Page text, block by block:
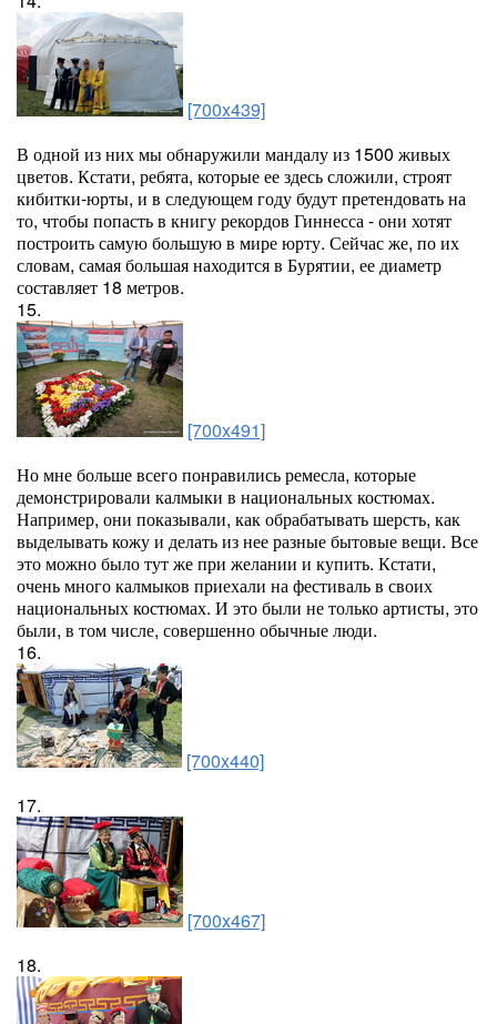
[700x439]
В одной из них мы обнаружили мандалу из 1500 живых
цветов. Кстати, ребята, которые ее здесь сложили, строят
кибитки-юрты, и в следующем году будут претендовать на
то, чтобы попасть в книгу рекордов Гиннесса - они хотят
построить самую большую в мире юрту. Сейчас же, по их
словам, самая большая находится в Бурятии, ее диаметр
составляет 18 метров.
15.
[700x491]
Но мне больше всего понравились ремесла, которые
демонстрировали калмыки в национальных костюмах.
Например, они показывали, как обрабатывать шерсть, как
выделывать кожу и делать из нее разные бытовые вещи. Все
это можно было тут же при желании и купить. Кстати,
очень много калмыков приехали на фестиваль в своих
национальных костюмах. И это были не только артисты, это
были, в том числе, совершенно обычные люди.
16.
[700x440]
17.
[700x467]
18.